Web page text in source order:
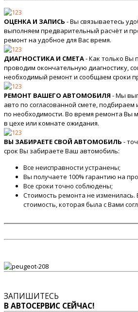
ОЦЕНКА И ЗАПИСЬ - Вы связываетесь
выполняем предварительный расчёт и
ремонт на удобное для Вас время.
ДИАГНОСТИКА И СМЕТА- Как только Вы
проводим окончательную диагностику,
необходимый ремонт и сообщаем сроки
РЕМОНТ ВАШЕГО АВТОМОБИЛЯ - Мы
авто по согласованной смете, подбираем
по необходимости. Во время ремонта Вы
в цехе или комнате ожидания.
ВЫ ЗАБИРАЕТЕ СВОЙ АВТОМОБИЛЬ -
срок Вы забираете Ваш автомобиль:
Все неисправности устранены;
Вы получаете 100% гарантию на
Все сроки точно соблюдены;
Стоимость ремонта не
стоимость, которая была с Вами
ЗАПИШИТЕСЬ
В АВТОСЕРВИС СЕЙЧАС!